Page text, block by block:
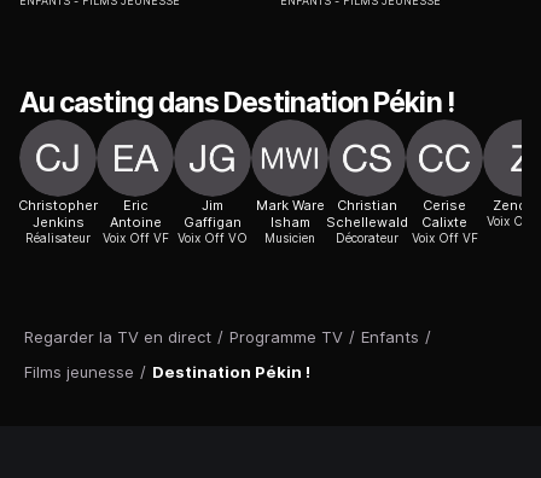
Regarder la TV en direct / Programme TV / Enfants /
Films jeunesse / Destination Pékin !
Au casting dans Destination Pékin !
Christopher
Jenkins
Réalisateur
Eric
Antoine
Voix Off VF
Jim
Gaffigan
Voix Off VO
Mark Ware
Isham
Musicien
Christian
Schellewald
Décorateur
Cerise
Calixte
Voix Off VF
Voix Off